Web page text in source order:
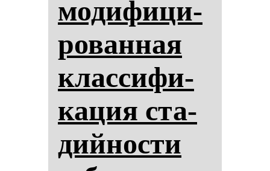
мо­ди­фи­ци­
ро­ван­ная
клас­си­фи­
ка­ция ста­
дий­нос­ти